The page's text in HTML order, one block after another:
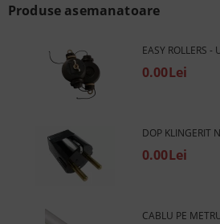
Produse asemanatoare
0.00Lei
DOP KLINGERIT
0.00Lei